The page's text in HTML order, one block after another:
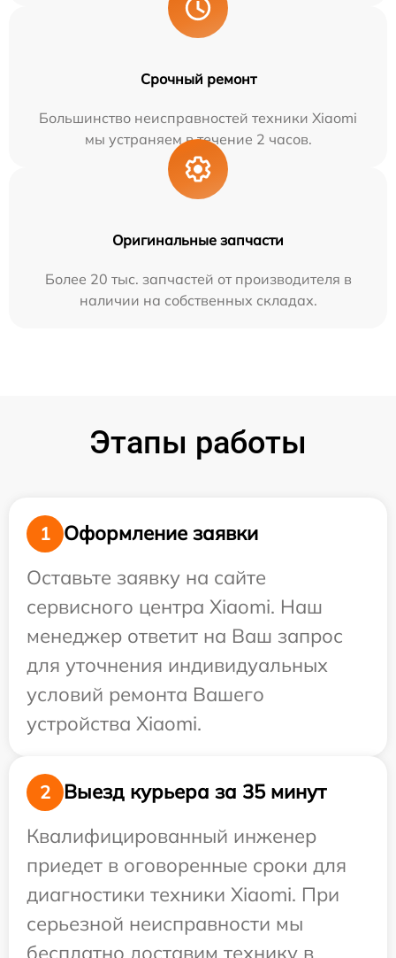
Срочный ремонт
Большинство неисправностей техники Xiaomi
мы устраняем в течение 2 часов.
Оригинальные запчасти
Более 20 тыс. запчастей от производителя в
наличии на собственных складах.
Этапы работы
1
Оформление заявки
Оставьте заявку на сайте
сервисного центра Xiaomi. Наш
менеджер ответит на Ваш запрос
для уточнения индивидуальных
условий ремонта Вашего
устройства Xiaomi.
2
Выезд курьера за 35 минут
Квалифицированный инженер
приедет в оговоренные сроки для
диагностики техники Xiaomi. При
серьезной неисправности мы
бесплатно доставим технику в